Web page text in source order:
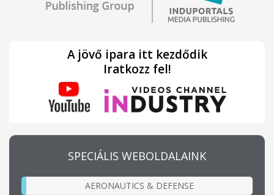
A jövő ipara itt kezdődik
Iratkozz fel!
SPECIÁLIS WEBOLDALAINK
AERONAUTICS & DEFENSE